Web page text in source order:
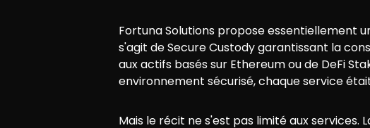
Fortuna Solutions propose essentiellement
s'agit de Secure Custody garantissant la
aux actifs basés sur Ethereum ou de DeFi
environnement sécurisé, chaque service
Mais le récit ne s'est pas limité aux services.